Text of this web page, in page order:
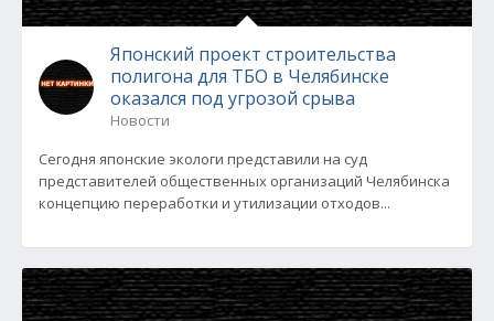
Японский проект строительства
полигона для ТБО в Челябинске
оказался под угрозой срыва
Новости
Сегодня японские экологи представили на суд
представителей общественных организаций Челябинска
концепцию переработки и утилизации отходов...